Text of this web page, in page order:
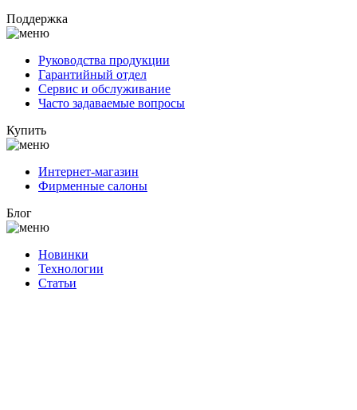
Поддержка
Руководства продукции
Гарантийный отдел
Сервис и обслуживание
Часто задаваемые вопросы
Купить
Интернет-магазин
Фирменные салоны
Блог
Новинки
Технологии
Статьи